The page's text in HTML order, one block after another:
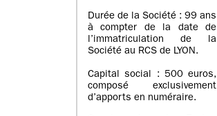
Durée de la Société : 99 ans
à compter de la date de
l’immatriculation de la
Société au RCS de LYON.
Capital social : 500 euros,
composé exclusivement
d’apports en numéraire.